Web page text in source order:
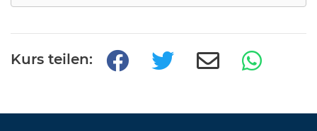
Kurs teilen: